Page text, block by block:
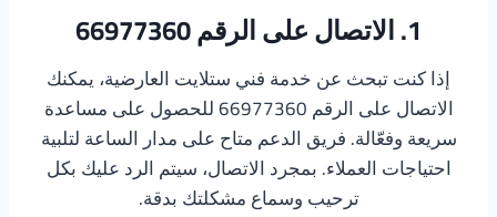
1. الاتصال على الرقم 66977360
إذا كنت تبحث عن خدمة فني ستلايت العارضية، يمكنك
الاتصال على الرقم 66977360 للحصول على مساعدة
سريعة وفعّالة. فريق الدعم متاح على مدار الساعة لتلبية
احتياجات العملاء. بمجرد الاتصال، سيتم الرد عليك بكل
ترحيب وسماع مشكلتك بدقة.